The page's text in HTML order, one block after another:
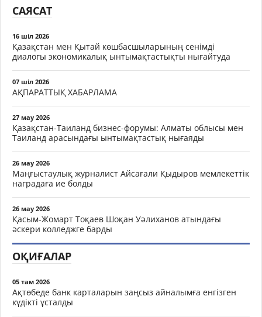
САЯСАТ
16 шіл 2026
Қазақстан мен Қытай көшбасшыларының сенімді
диалогы экономикалық ынтымақтастықты нығайтуда
07 шіл 2026
АҚПАРАТТЫҚ ХАБАРЛАМА
27 мау 2026
Қазақстан-Таиланд бизнес-форумы: Алматы облысы мен
Таиланд арасындағы ынтымақтастық нығаяды
26 мау 2026
Маңғыстаулық журналист Айсағали Қыдыров мемлекеттік
наградаға ие болды
26 мау 2026
Қасым-Жомарт Тоқаев Шоқан Уәлиханов атындағы
әскери колледжге барды
ОҚИҒАЛАР
05 там 2026
Ақтөбеде банк карталарын заңсыз айналымға енгізген
күдікті ұсталды